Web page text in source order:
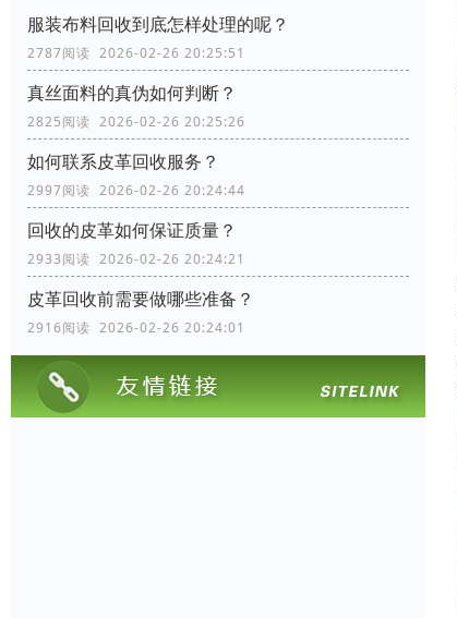
服装布料回收到底怎样处理的呢？
2787阅读 2026-02-26 20:25:51
真丝面料的真伪如何判断？
2825阅读 2026-02-26 20:25:26
如何联系皮革回收服务？
2997阅读 2026-02-26 20:24:44
回收的皮革如何保证质量？
2933阅读 2026-02-26 20:24:21
皮革回收前需要做哪些准备？
2916阅读 2026-02-26 20:24:01